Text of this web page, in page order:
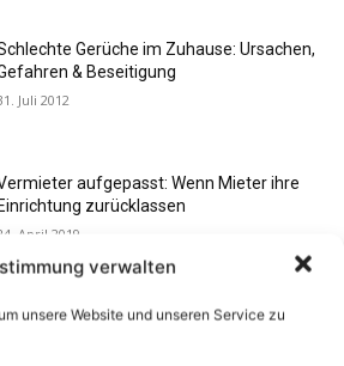
verwalten
unsere Website und unseren Service zu
Gerüche im Zuhause: Ursachen,
& Beseitigung
Juli 2012
aufgepasst: Wenn Mieter ihre
Einrichtung zurücklassen
April 2019
Flexibilität im Alltag: Moderne